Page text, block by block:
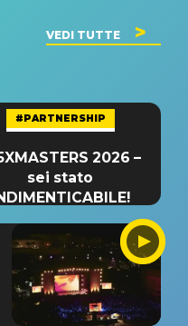
VEDI TUTTE
#PARTNERSHIP
2026 –
sei stato